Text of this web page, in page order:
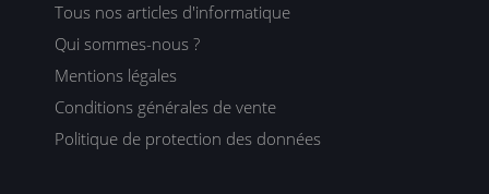
Tous nos articles d'informatique
Qui sommes-nous ?
Mentions légales
Conditions générales de vente
Politique de protection des données